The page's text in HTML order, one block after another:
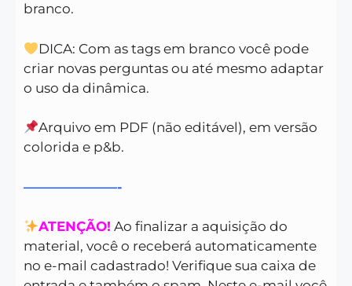
branco.
DICA: Com as tags em branco você pode
criar novas perguntas ou até mesmo adaptar
o uso da dinâmica.
Arquivo em PDF (não editável), em versão
colorida e p&b.
———————-
ATENÇÃO! Ao finalizar a aquisição do
material, você o receberá automaticamente
no e-mail cadastrado! Verifique sua caixa de